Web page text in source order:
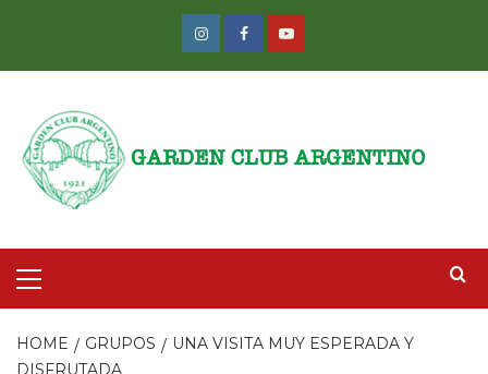
Instagram
FacebookYoutube
Menu
HOME GRUPOS
UNA VISITA MUY ESPERADA Y
DISFRUTADA